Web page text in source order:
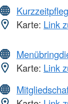
Karte: Link
Karte: Link